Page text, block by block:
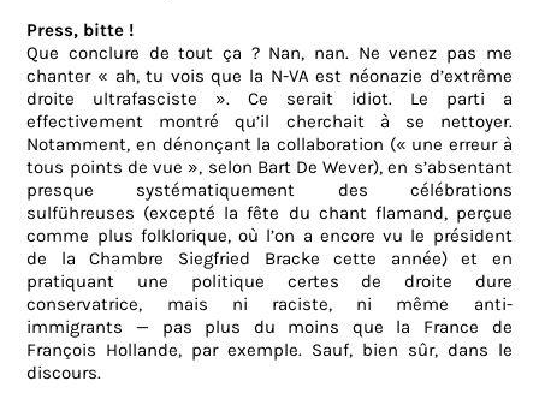
Press, bitte !
Que conclure de tout ça ? Nan, nan. Ne venez pas me
chanter « ah, tu vois que la N-VA est néonazie d’extrême
droite ultrafasciste ». Ce serait idiot. Le parti a
effectivement montré qu’il cherchait à se nettoyer.
Notamment, en dénonçant la collaboration (« une erreur à
tous points de vue », selon Bart De Wever), en s’absentant
presque systématiquement des célébrations
sulführeuses (excepté la fête du chant flamand, perçue
comme plus folklorique, où l’on a encore vu le président
de la Chambre Siegfried Bracke cette année) et en
pratiquant une politique certes de droite dure
conservatrice, mais ni raciste, ni même anti-
immigrants — pas plus du moins que la France de
François Hollande, par exemple. Sauf, bien sûr, dans le
discours.